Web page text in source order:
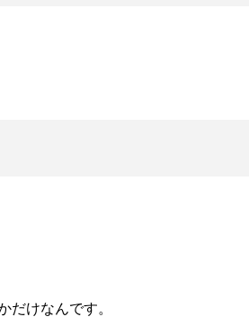
だけなんです。